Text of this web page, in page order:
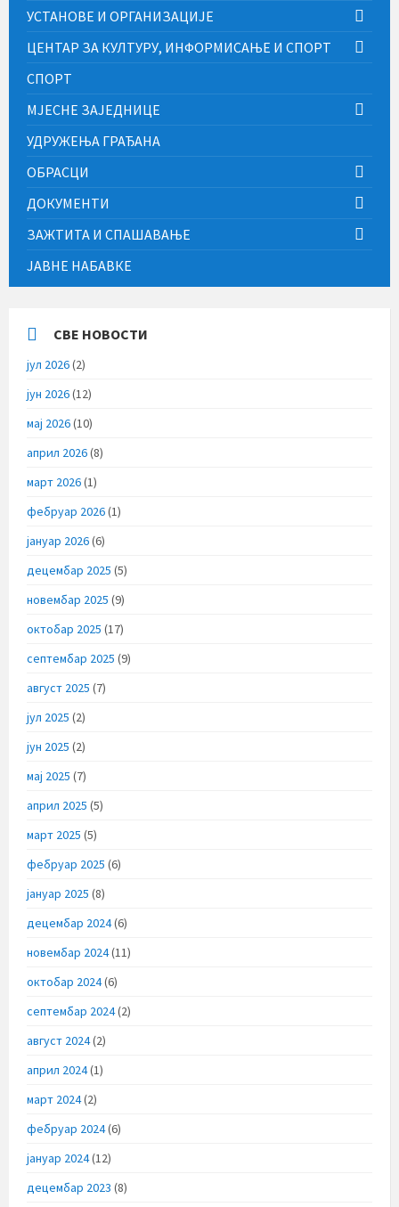
УСТАНОВЕ И ОРГАНИЗАЦИЈЕ
ЦЕНТАР ЗА КУЛТУРУ, ИНФОРМИСАЊЕ И СПОРТ
СПОРТ
МЈЕСНЕ ЗАЈЕДНИЦЕ
УДРУЖЕЊА ГРАЂАНА
ОБРАСЦИ
ДОКУМЕНТИ
ЗАЖТИТА И СПАШАВАЊЕ
ЈАВНЕ НАБАВКЕ
СВЕ НОВОСТИ
јул 2026(2)
јун 2026(12)
мај 2026(10)
април 2026(8)
март 2026(1)
фебруар 2026(1)
јануар 2026(6)
децембар 2025 (5)
новембар 2025 (9)
октобар 2025 (17)
септембар 2025 (9)
август 2025 (7)
јул 2025 (2)
јун 2025 (2)
мај 2025 (7)
април 2025 (5)
март 2025 (5)
фебруар 2025 (6)
јануар 2025 (8)
децембар 2024(6)
новембар 2024(11)
октобар 2024(6)
септембар 2024(2)
август 2024(2)
април 2024(1)
март 2024(2)
фебруар 2024(6)
јануар 2024(12)
децембар 2023 (8)